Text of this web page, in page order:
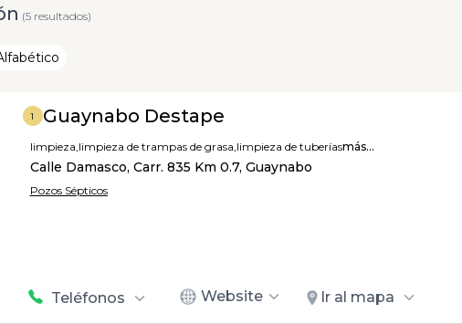
(5 resultados)
1 Guaynabo Destape
limpieza,limpieza de trampas de grasa,limpieza de tuberíasmás...
Calle Damasco, Carr. 835 Km 0.7, Guaynabo
Pozos Sépticos
Teléfonos Website Ir al mapa